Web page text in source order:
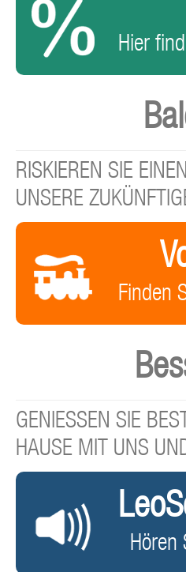
Hier
RISKIEREN SIE
UNSERE
Finden
GENIESSEN SIE
HAUSE MIT UNS
Hören